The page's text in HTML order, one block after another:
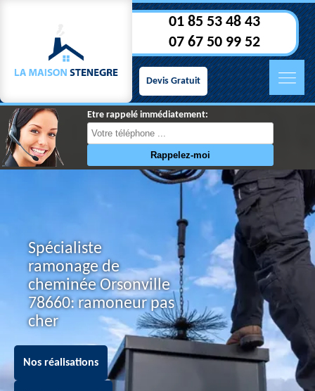
01 85 53 48 43
07 67 50 99 52
Devis Gratuit
Etre rappelé immédiatement:
Spécialiste
ramonage de
cheminée Orsonville
78660: ramoneur pas
cher
Nos réalisations